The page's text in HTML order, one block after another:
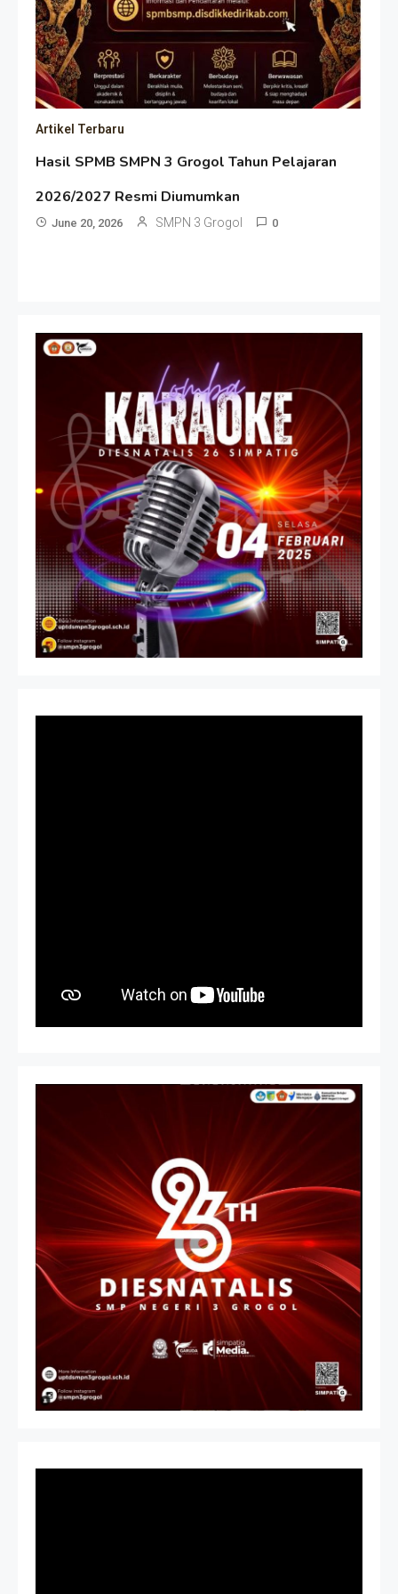
Artikel Terbaru
Hasil SPMB SMPN 3 Grogol Tahun Pelajaran
2026/2027 Resmi Diumumkan
June 20, 2026 SMPN 3 Grogol 0